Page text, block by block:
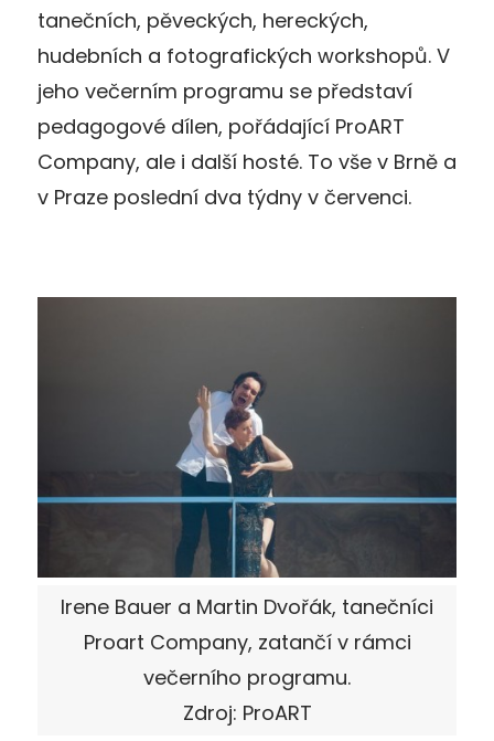
tanečních, pěveckých, hereckých,
hudebních a fotografických workshopů. V
jeho večerním programu se představí
pedagogové dílen, pořádající ProART
Company, ale i další hosté. To vše v Brně a
v Praze poslední dva týdny v červenci.
Irene Bauer a Martin Dvořák, tanečníci
Proart Company, zatančí v rámci
večerního programu.
Zdroj: ProART